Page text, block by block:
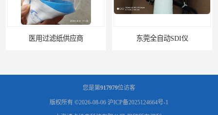
东莞全自动SDI仪 石家庄污染指数SDI仪
您是第917979位访客
版权所有 ©2026-08-06 沪ICP备2025124664号-1